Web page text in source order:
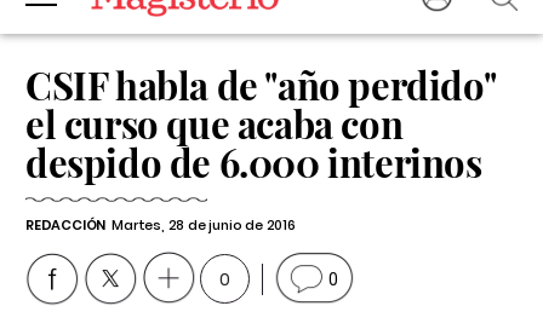
CSIF habla de "año perdido"
el curso que acaba con
despido de 6.000 interinos
REDACCIÓN Martes, 28 de junio de 2016
0 0